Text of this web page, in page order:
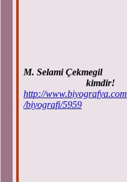
M. Selami Çekmegil
kimdir!
http://www.biyografya.com
/biyografi/5959